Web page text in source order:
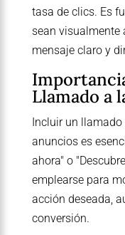
tasa de clics. Es
sean visualmente
mensaje claro y
Llamado a
Incluir un
anuncios es
ahora" o
emplearse para
acción deseada,
conversión.